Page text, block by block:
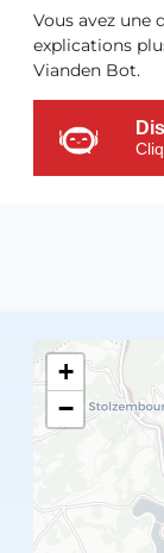
Vous avez une
explications
Vianden Bot.
+
−